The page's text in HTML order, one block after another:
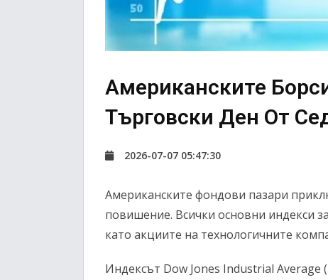
Американските
Търговски Ден От
2026-07-07 05:47:30
Американските фондови пазари
повишение. Всички основни индекси
като акциите на технологичните
Индексът Dow Jones Industrial Average